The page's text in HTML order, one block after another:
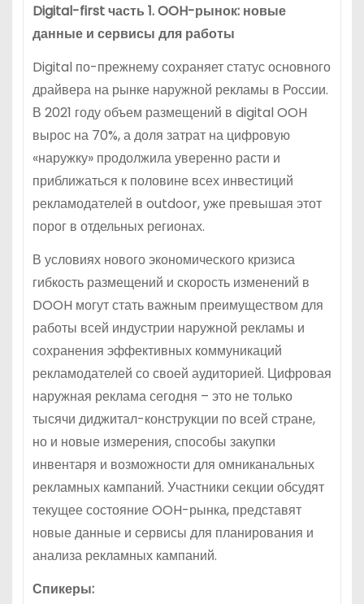
Digital-first часть 1. OOH-рынок: новые
данные и сервисы для работы
Digital по-прежнему сохраняет статус основного
драйвера на рынке наружной рекламы в России.
В 2021 году объем размещений в digital OOH
вырос на 70%, а доля затрат на цифровую
«наружку» продолжила уверенно расти и
приближаться к половине всех инвестиций
рекламодателей в outdoor, уже превышая этот
порог в отдельных регионах.
В условиях нового экономического кризиса
гибкость размещений и скорость изменений в
DOOH могут стать важным преимуществом для
работы всей индустрии наружной рекламы и
сохранения эффективных коммуникаций
рекламодателей со своей аудиторией. Цифровая
наружная реклама сегодня – это не только
тысячи диджитал-конструкции по всей стране,
но и новые измерения, способы закупки
инвентаря и возможности для омниканальных
рекламных кампаний. Участники секции обсудят
текущее состояние OOH-рынка, представят
новые данные и сервисы для планирования и
анализа рекламных кампаний.
Спикеры: